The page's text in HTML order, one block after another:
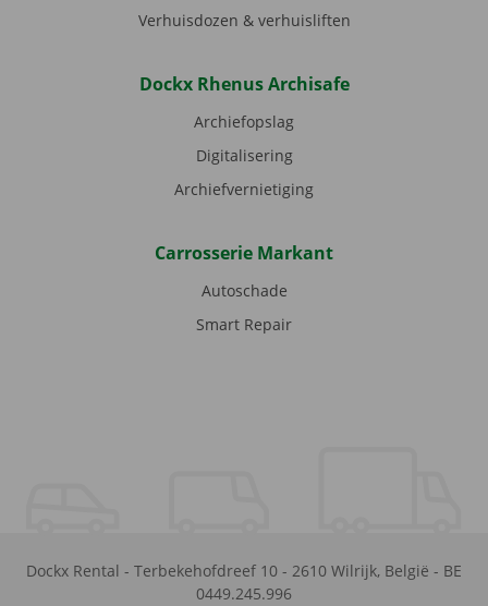
Verhuisdozen & verhuisliften
Dockx Rhenus Archisafe
Archiefopslag
Digitalisering
Archiefvernietiging
Carrosserie Markant
Autoschade
Smart Repair
Dockx Rental - Terbekehofdreef 10 - 2610 Wilrijk, België - BE
0449.245.996